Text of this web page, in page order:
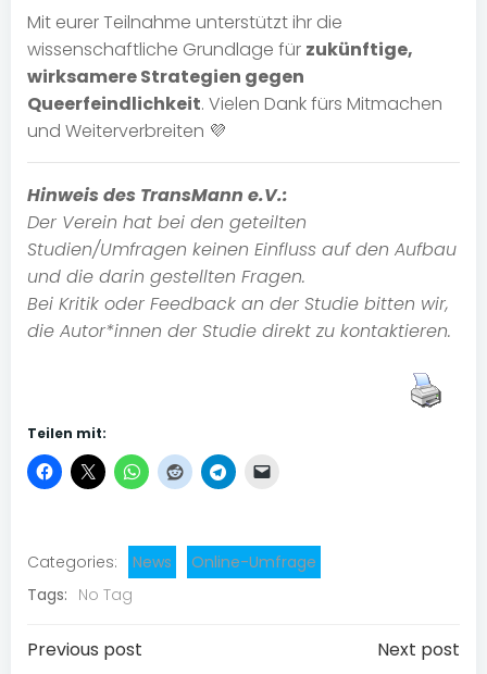
Mit eurer Teilnahme unterstützt ihr die
wissenschaftliche Grundlage für zukünftige,
wirksamere Strategien gegen
Queerfeindlichkeit. Vielen Dank fürs Mitmachen
und Weiterverbreiten 💜
Hinweis des TransMann e.V.:
Der Verein hat bei den geteilten
Studien/Umfragen keinen Einfluss auf den Aufbau
und die darin gestellten Fragen.
Bei Kritik oder Feedback an der Studie bitten wir,
die Autor*innen der Studie direkt zu kontaktieren.
Teilen mit:
Categories: News
Online-Umfrage
Tags: No Tag
Post
Previous post Next post